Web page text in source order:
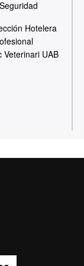
Hotelera
Veterinari UAB
la Universitat
docentes, de
patrimonial